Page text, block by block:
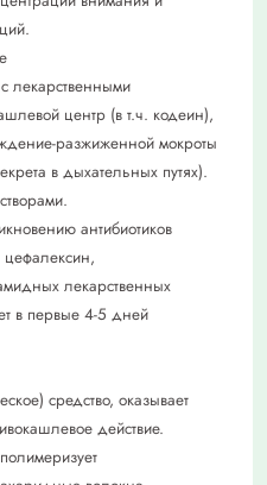
лекарственными
центр (в т.ч. кодеин),
разжиженной мокроты
в дыхательных путях).
антибиотиков
лекарственных
в первые 4-5 дней
средство, оказывает
действие.